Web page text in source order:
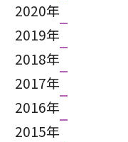
2020年
2019年
2018年
2017年
2016年
2015年